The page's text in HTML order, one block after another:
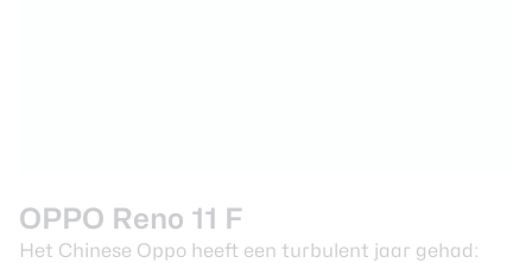
OPPO Reno 11 F
Het Chinese Oppo heeft een turbulent jaar gehad: